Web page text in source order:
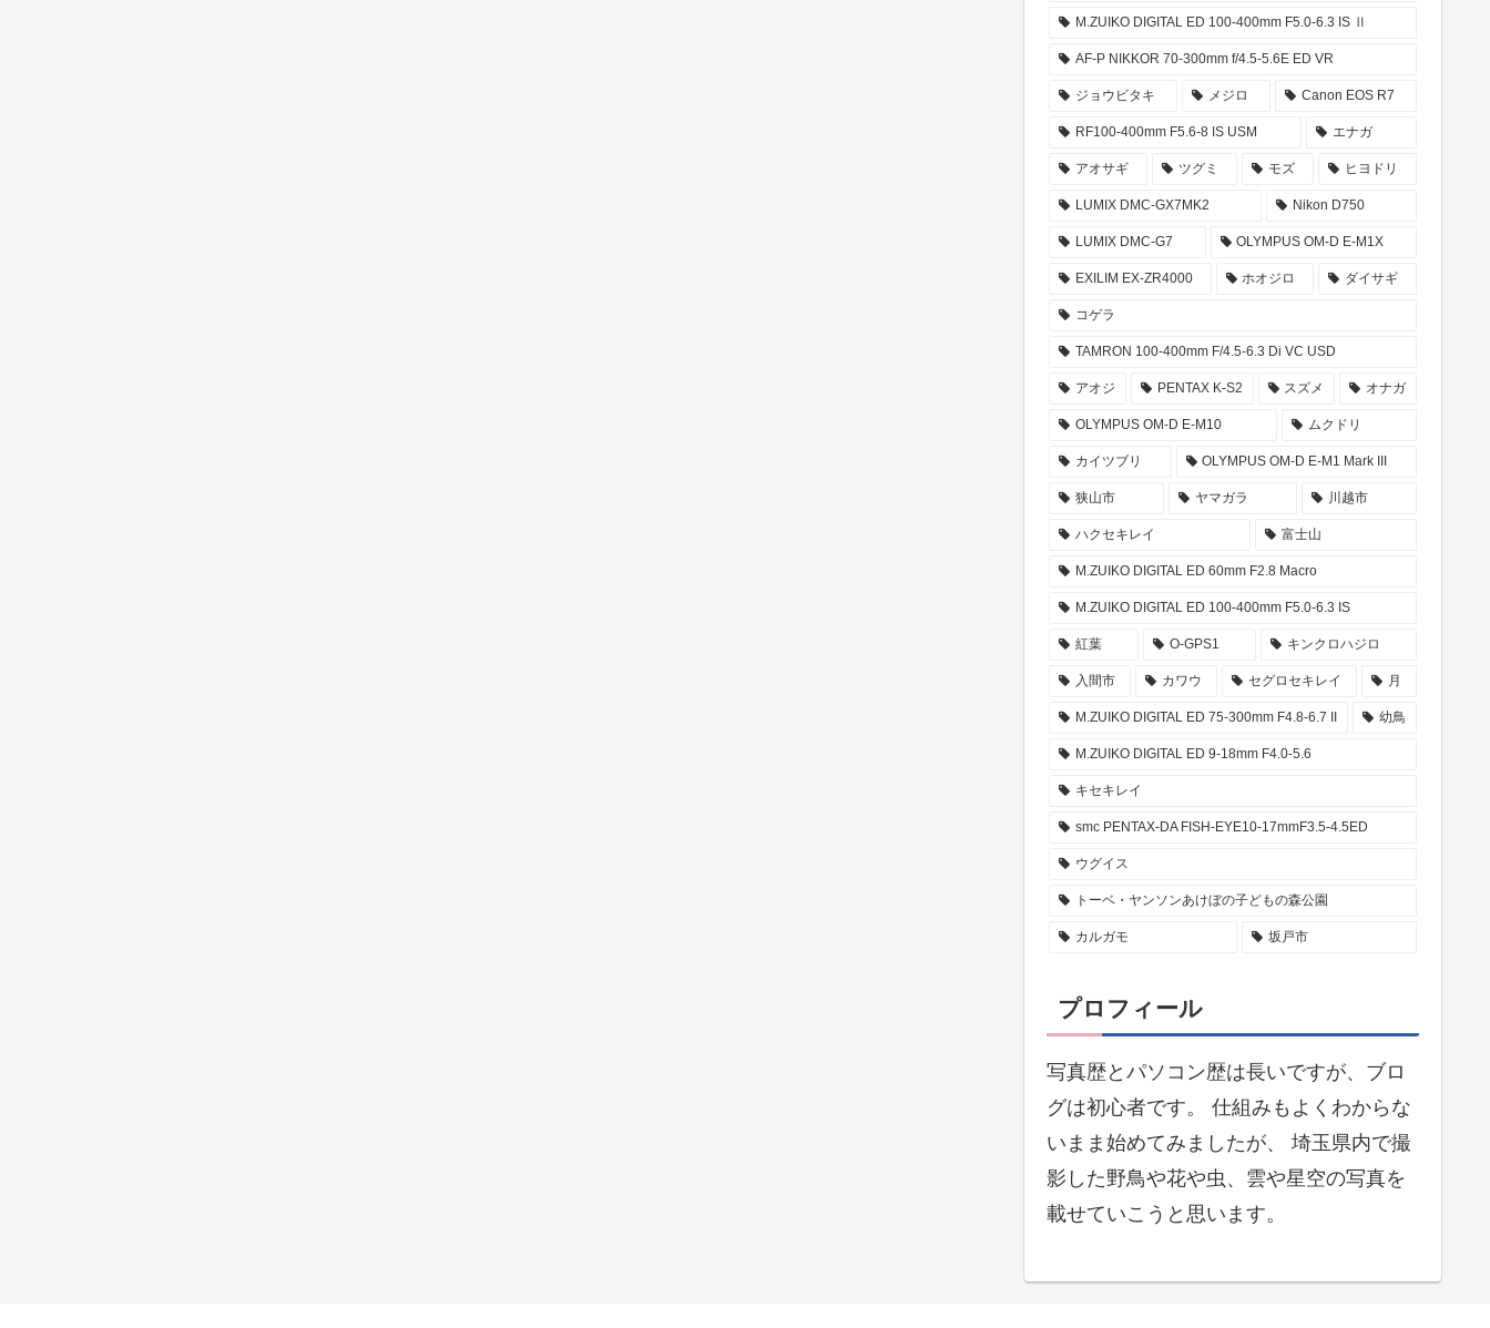
M.ZUIKO DIGITAL ED 100-400mm F5.0-6.3 IS Ⅱ
AF-P NIKKOR 70-300mm f/4.5-5.6E ED VR
ジョウビタキ メジロ Canon EOS R7
RF100-400mm F5.6-8 IS USM エナガ
アオサギ ツグミ モズ ヒヨドリ
LUMIX DMC-GX7MK2 Nikon D750
LUMIX DMC-G7 OLYMPUS OM-D E-M1X
EXILIM EX-ZR4000 ホオジロ ダイサギ
コゲラ
TAMRON 100-400mm F/4.5-6.3 Di VC USD
アオジ PENTAX K-S2 スズメ オナガ
OLYMPUS OM-D E-M10 ムクドリ
カイツブリ OLYMPUS OM-D E-M1 Mark III
狭山市 ヤマガラ 川越市
ハクセキレイ 富士山
M.ZUIKO DIGITAL ED 60mm F2.8 Macro
M.ZUIKO DIGITAL ED 100-400mm F5.0-6.3 IS
紅葉 O-GPS1 キンクロハジロ
入間市 カワウ セグロセキレイ 月
M.ZUIKO DIGITAL ED 75-300mm F4.8-6.7 II 幼鳥
M.ZUIKO DIGITAL ED 9-18mm F4.0-5.6
キセキレイ
smc PENTAX-DA FISH-EYE10-17mmF3.5-4.5ED
ウグイス
トーベ・ヤンソンあけぼの子どもの森公園
カルガモ 坂戸市
プロフィール
写真歴とパソコン歴は長いですが、ブロ
グは初心者です。 仕組みもよくわからな
いまま始めてみましたが、 埼玉県内で撮
影した野鳥や花や虫、雲や星空の写真を
載せていこうと思います。